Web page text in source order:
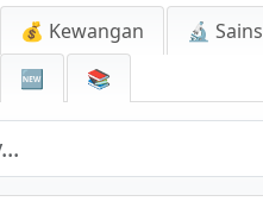
💰 Kewangan 🔬 Sains
🆕
📚